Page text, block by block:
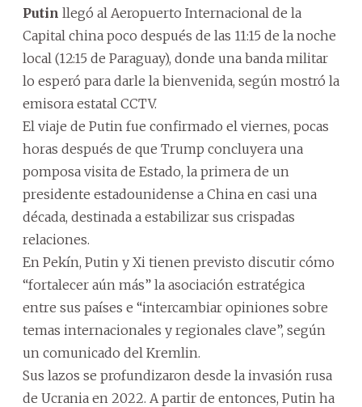
Putin llegó al Aeropuerto Internacional de la
Capital china poco después de las 11:15 de la noche
local (12:15 de Paraguay), donde una banda militar
lo esperó para darle la bienvenida, según mostró la
emisora estatal CCTV.
El viaje de Putin fue confirmado el viernes, pocas
horas después de que Trump concluyera una
pomposa visita de Estado, la primera de un
presidente estadounidense a China en casi una
década, destinada a estabilizar sus crispadas
relaciones.
En Pekín, Putin y Xi tienen previsto discutir cómo
“fortalecer aún más” la asociación estratégica
entre sus países e “intercambiar opiniones sobre
temas internacionales y regionales clave”, según
un comunicado del Kremlin.
Sus lazos se profundizaron desde la invasión rusa
de Ucrania en 2022. A partir de entonces, Putin ha